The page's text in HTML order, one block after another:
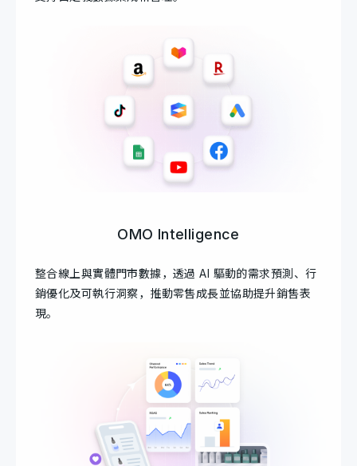
OMO Intelligence
整合線上與實體門市數據，透過 AI 驅動的需求預測、行
銷優化及可執行洞察，推動零售成長並協助提升銷售表
現。